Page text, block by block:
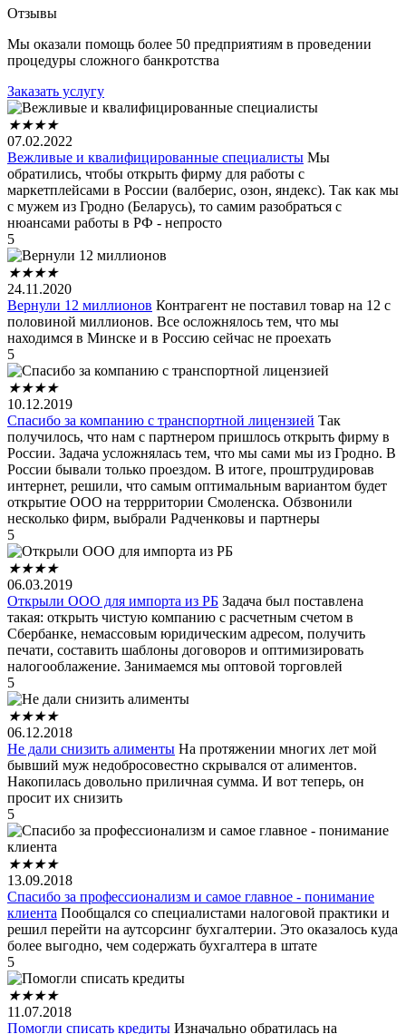
Отзывы
Мы оказали помощь более 50 предприятиям в проведении
процедуры сложного банкротства
Заказать услугу
★★★★
07.02.2022
Вежливые и квалифицированные специалисты Мы
обратились, чтобы открыть фирму для работы с
маркетплейсами в России (валберис, озон, яндекс). Так как мы
с мужем из Гродно (Беларусь), то самим разобраться с
нюансами работы в РФ - непросто
5
★★★★
24.11.2020
Вернули 12 миллионов Контрагент не поставил товар на 12 с
половиной миллионов. Все осложнялось тем, что мы
находимся в Минске и в Россию сейчас не проехать
5
★★★★
10.12.2019
Спасибо за компанию с транспортной лицензией Так
получилось, что нам с партнером пришлось открыть фирму в
России. Задача усложнялась тем, что мы сами мы из Гродно. В
России бывали только проездом. В итоге, проштрудировав
интернет, решили, что самым оптимальным вариантом будет
открытие ООО на террритории Смоленска. Обзвонили
несколько фирм, выбрали Радченковы и партнеры
5
★★★★
06.03.2019
Открыли ООО для импорта из РБ Задача был поставлена
такая: открыть чистую компанию с расчетным счетом в
Сбербанке, немассовым юридическим адресом, получить
печати, составить шаблоны договоров и оптимизировать
налогооблажение. Занимаемся мы оптовой торговлей
5
★★★★
06.12.2018
Не дали снизить алименты На протяжении многих лет мой
бывший муж недобросовестно скрывался от алиментов.
Накопилась довольно приличная сумма. И вот теперь, он
просит их снизить
5
★★★★
13.09.2018
Спасибо за профессионализм и самое главное - понимание
клиента Пообщался со специалистами налоговой практики и
решил перейти на аутсорсинг бухгалтерии. Это оказалось куда
более выгодно, чем содержать бухгалтера в штате
5
★★★★
11.07.2018
Помогли списать кредиты Изначально обратилась на